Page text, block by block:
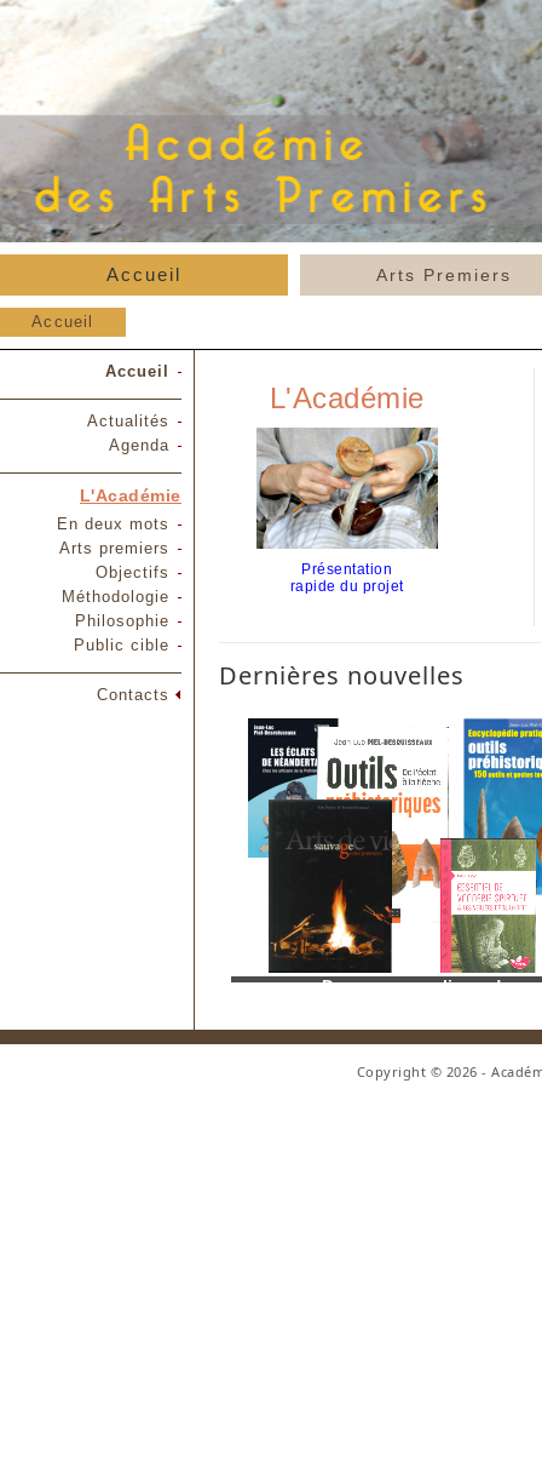
Accueil Arts Premiers
Accueil
Accueil
Actualités
Agenda
L'Académie
En deux mots
Arts premiers
Objectifs
Méthodologie
Philosophie
Public cible
Contacts
L'Académie
Présentation
rapide du projet
Dernières nouvelles
Copyright © 2026 -